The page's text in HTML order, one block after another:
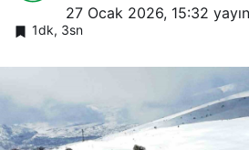
27 Ocak 2026, 15:32
1dk, 3sn